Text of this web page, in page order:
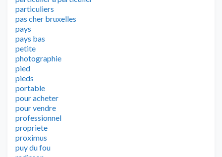
particuliers
pas cher bruxelles
pays
pays bas
petite
photographie
pied
pieds
portable
pour acheter
pour vendre
professionnel
propriete
proximus
puy du fou